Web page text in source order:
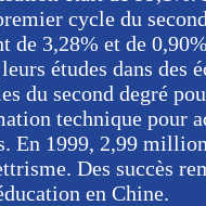
cycle du
de 3,28% et de
études dans des
du second degré
technique pour
En 1999, 2,99
Des succès
en Chine.